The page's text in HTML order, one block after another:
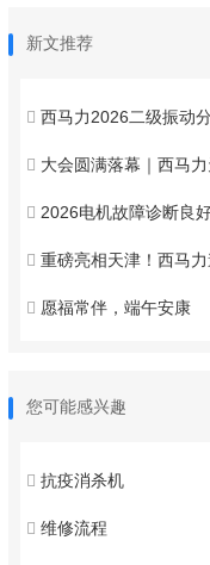
新文推荐
西马力2026二级振动
大会圆满落幕｜西马力
2026电机故障诊断良
重磅亮相天津！西马力邀您共聚
愿福常伴，端午安康
您可能感兴趣
抗疫消杀机
维修流程